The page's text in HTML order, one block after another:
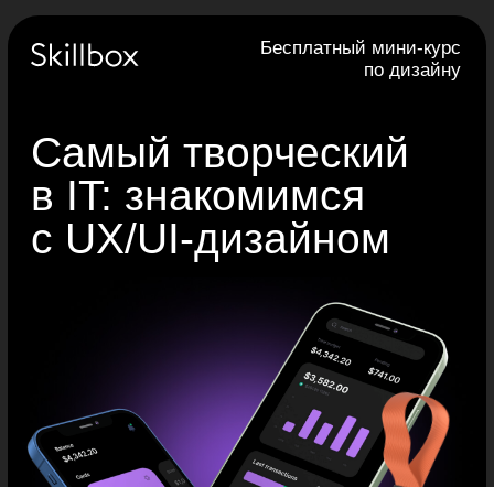
по дизайну
в IT: знакомимся
с UX/UI-дизайном